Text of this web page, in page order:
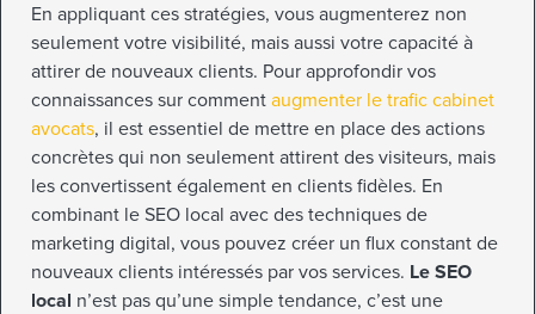
En appliquant ces stratégies, vous augmenterez non
seulement votre visibilité, mais aussi votre capacité à
attirer de nouveaux clients. Pour approfondir vos
connaissances sur comment augmenter le trafic cabinet
avocats, il est essentiel de mettre en place des actions
concrètes qui non seulement attirent des visiteurs, mais
les convertissent également en clients fidèles. En
combinant le SEO local avec des techniques de
marketing digital, vous pouvez créer un flux constant de
nouveaux clients intéressés par vos services. Le SEO
local n’est pas qu’une simple tendance, c’est une